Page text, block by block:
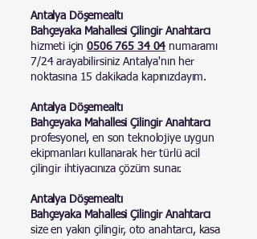
Antalya Döşemealtı
Bahçeyaka Mahallesi Çilingir Anahtarcı
hizmeti için0506 765 34 04 numaramı
7/24 arayabilirsiniz Antalya'nın her
noktasına 15 dakikada kapınızdayım.
Antalya Döşemealtı
Bahçeyaka Mahallesi Çilingir Anahtarcı
profesyonel, en son teknolojiye uygun
ekipmanları kullanarak her türlü acil
çilingir ihtiyacınıza çözüm sunar.
Antalya Döşemealtı
Bahçeyaka Mahallesi Çilingir Anahtarcı
size en yakın çilingir, oto anahtarcı, kasa